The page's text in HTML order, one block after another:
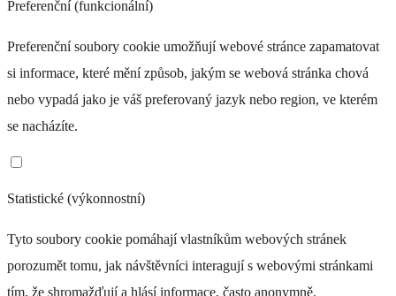
Preferenční (funkcionální)
Preferenční soubory cookie umožňují webové stránce zapamatovat
si informace, které mění způsob, jakým se webová stránka chová
nebo vypadá jako je váš preferovaný jazyk nebo region, ve kterém
se nacházíte.
Statistické (výkonnostní)
Tyto soubory cookie pomáhají vlastníkům webových stránek
porozumět tomu, jak návštěvníci interagují s webovými stránkami
tím, že shromažďují a hlásí informace, často anonymně.